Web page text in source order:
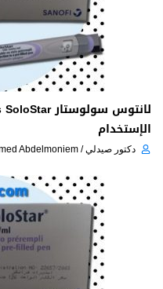
الإستخدام
دكتور صيدلي / Mohamed Abdelmoniem